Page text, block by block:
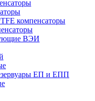
компенсаторы
ВЭИ
ЕП и ЕПП